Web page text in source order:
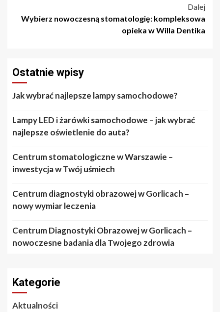
Dalej
Wybierz nowoczesną stomatologię: kompleksowa
opieka w Willa Dentika
Ostatnie wpisy
Jak wybrać najlepsze lampy samochodowe?
Lampy LED i żarówki samochodowe – jak wybrać
najlepsze oświetlenie do auta?
Centrum stomatologiczne w Warszawie –
inwestycja w Twój uśmiech
Centrum diagnostyki obrazowej w Gorlicach –
nowy wymiar leczenia
Centrum Diagnostyki Obrazowej w Gorlicach –
nowoczesne badania dla Twojego zdrowia
Kategorie
Aktualności